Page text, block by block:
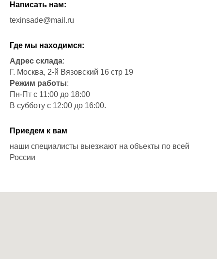
Написать нам:
texinsade@mail.ru
Где мы находимся:
Адрес склада:
Г. Москва, 2-й Вязовский 16 стр 19
Режим работы:
Пн-Пт с 11:00 до 18:00
В субботу с 12:00 до 16:00.
Приедем к вам
наши специалисты выезжают на объекты по всей
России